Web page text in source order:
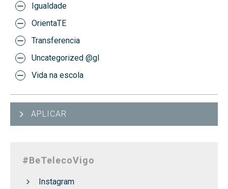
Igualdade
OrientaTE
Transferencia
Uncategorized @gl
Vida na escola
APLICAR
#BeTelecoVigo
Instagram